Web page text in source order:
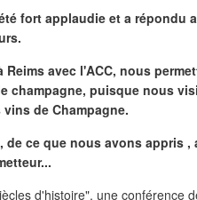
fort applaudie et a répondu
avec l'ACC, nous
champagne, puisque nous
de Champagne.
ce que nous avons appris ,